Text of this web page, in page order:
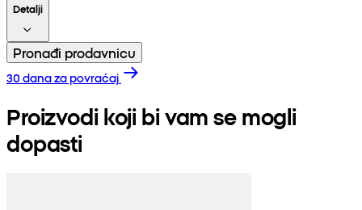
Detalji
Pronađi prodavnicu
30 dana za povraćaj
Proizvodi koji bi vam se mogli
dopasti